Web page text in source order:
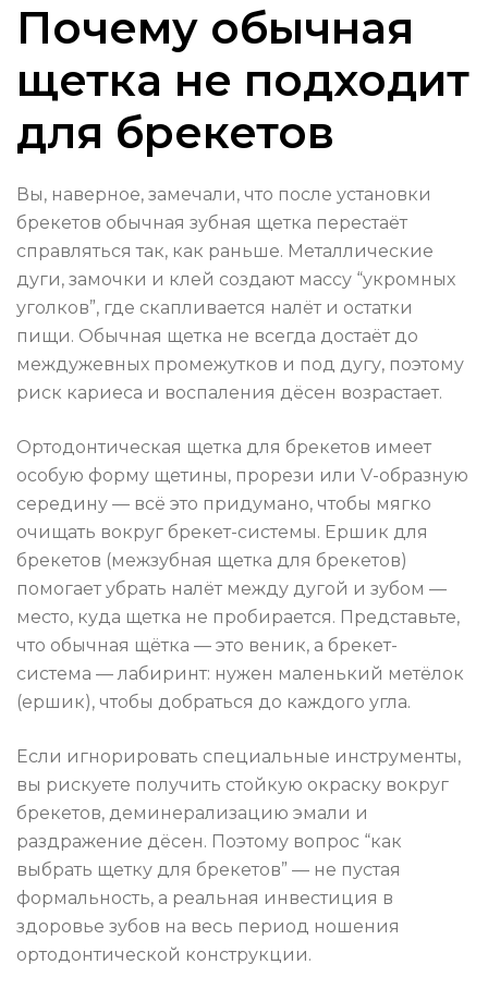
Почему обычная
щетка не подходит
для брекетов
Вы, наверное, замечали, что после установки
брекетов обычная зубная щетка перестаёт
справляться так, как раньше. Металлические
дуги, замочки и клей создают массу “укромных
уголков”, где скапливается налёт и остатки
пищи. Обычная щетка не всегда достаёт до
междужевных промежутков и под дугу, поэтому
риск кариеса и воспаления дёсен возрастает.
Ортодонтическая щетка для брекетов имеет
особую форму щетины, прорези или V-образную
середину — всё это придумано, чтобы мягко
очищать вокруг брекет-системы. Ершик для
брекетов (межзубная щетка для брекетов)
помогает убрать налёт между дугой и зубом —
место, куда щетка не пробирается. Представьте,
что обычная щётка — это веник, а брекет-
система — лабиринт: нужен маленький метёлок
(ершик), чтобы добраться до каждого угла.
Если игнорировать специальные инструменты,
вы рискуете получить стойкую окраску вокруг
брекетов, деминерализацию эмали и
раздражение дёсен. Поэтому вопрос “как
выбрать щетку для брекетов” — не пустая
формальность, а реальная инвестиция в
здоровье зубов на весь период ношения
ортодонтической конструкции.